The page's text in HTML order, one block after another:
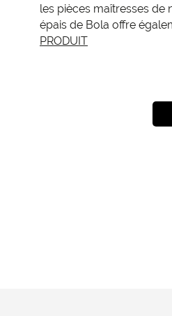
les pièces maîtresses de
épais de Bola offre
PRODUIT